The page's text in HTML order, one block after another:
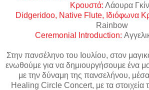
Κρουστά: Λάουρα
Didgeridoo, Native Flute, Ιδιόφωνα
Rainbow
Ceremonial Introduction:
Στην πανσέληνο του Ιουλίου, στον
ενωθούμε για να δημιουργήσουμε ένα
με την δύναμη της πανσελήνου,
Healing Circle Concert, με τα στοιχεία